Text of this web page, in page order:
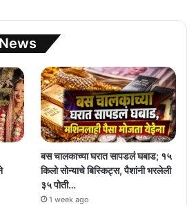
बस चालकाच्या घरात सापडलं घबाड; १५
किलो सोन्याचे बिस्किट्स, पैशांनी भरलेली
३५ पोती…
1 week ago